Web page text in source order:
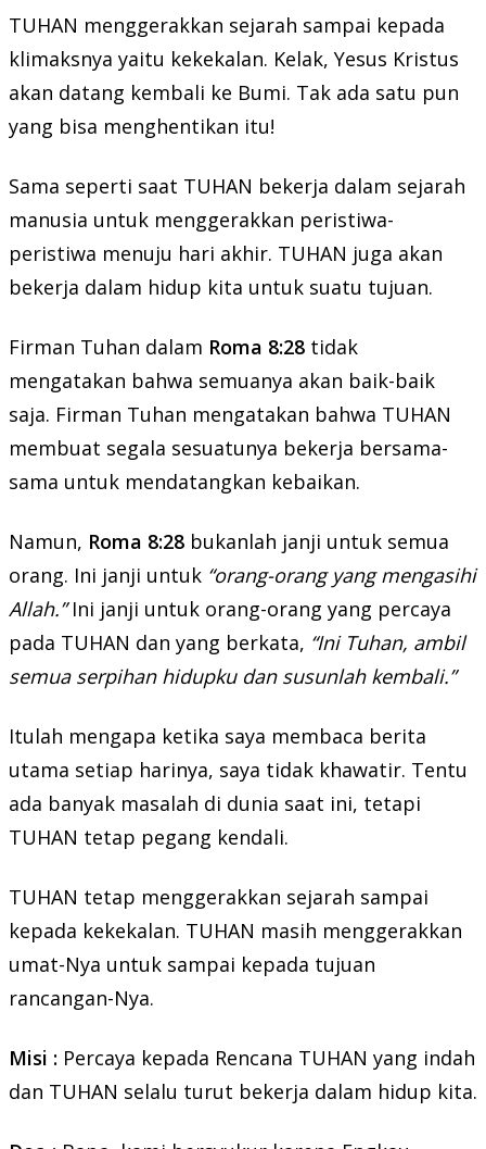
TUHAN menggerakkan sejarah sampai kepada
klimaksnya yaitu kekekalan. Kelak, Yesus Kristus
akan datang kembali ke Bumi. Tak ada satu pun
yang bisa menghentikan itu!
Sama seperti saat TUHAN bekerja dalam sejarah
manusia untuk menggerakkan peristiwa-
peristiwa menuju hari akhir. TUHAN juga akan
bekerja dalam hidup kita untuk suatu tujuan.
Firman Tuhan dalam Roma 8:28 tidak
mengatakan bahwa semuanya akan baik-baik
saja. Firman Tuhan mengatakan bahwa TUHAN
membuat segala sesuatunya bekerja bersama-
sama untuk mendatangkan kebaikan.
Namun, Roma 8:28 bukanlah janji untuk semua
orang. Ini janji untuk “orang-orang yang mengasihi
Allah.”Ini janji untuk orang-orang yang percaya
pada TUHAN dan yang berkata, “Ini Tuhan, ambil
semua serpihan hidupku dan susunlah kembali.”
Itulah mengapa ketika saya membaca berita
utama setiap harinya, saya tidak khawatir. Tentu
ada banyak masalah di dunia saat ini, tetapi
TUHAN tetap pegang kendali.
TUHAN tetap menggerakkan sejarah sampai
kepada kekekalan. TUHAN masih menggerakkan
umat-Nya untuk sampai kepada tujuan
rancangan-Nya.
Misi : Percaya kepada Rencana TUHAN yang indah
dan TUHAN selalu turut bekerja dalam hidup kita.